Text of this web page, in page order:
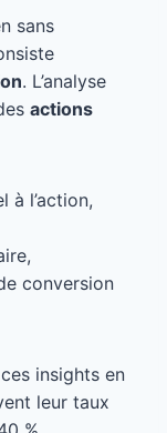
sans
. L’analyse
actions
à l’action,
conversion
insights en
leur taux